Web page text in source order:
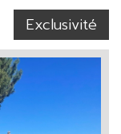
Exclusivité